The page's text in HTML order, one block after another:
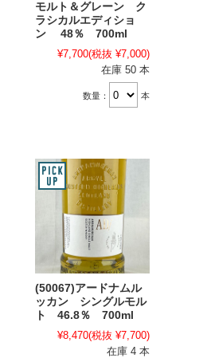
モルト＆グレーン ク
ラシカルエディショ
ン 48％ 700ml
¥7,700(税抜 ¥7,000)
在庫 50 本
数量： 本
(50067)アードナムル
ッカン シングルモル
ト 46.8％ 700ml
¥8,470(税抜 ¥7,700)
在庫 4 本